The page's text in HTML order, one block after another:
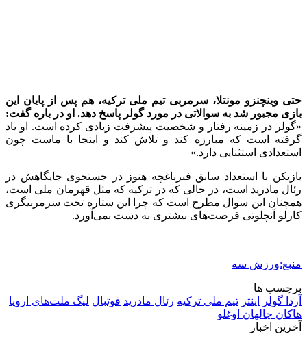
حتی وینچنزو مونتلا، سرمربی تیم ملی ترکیه، هم پس از پایان این
بازی مجبور شد به سوالاتی در مورد گولر پاسخ دهد. او در باره گفت:
«گولر در زمینه رفتار و شخصیت پیشرفت زیادی کرده است. او یاد
گرفته است که مبارزه کند و تلاش کند و اینجا با ماست چون
استعدادی استثنایی دارد.»
بازیکن با استعداد سابق فنرباغچه هنوز در جستجوی جایگاهش در
رئال مادرید است، در حالی که در ترکیه که مثل قهرمان ملی است،
همچنان این سوال مطرح است که چرا این ستاره تحت سرمربیگری
کارلو آنچلوتی فرصت‌های بیشتری به دست نمی‌آورد.
منبع:ورزش سه
برچسب ها
آردا گولر
اینتر تیم ملی ترکیه رئال مادرید فوتبال لیگ ملت‌های اروپا
هاکان چالهان اوغلو
آخرین اخبار